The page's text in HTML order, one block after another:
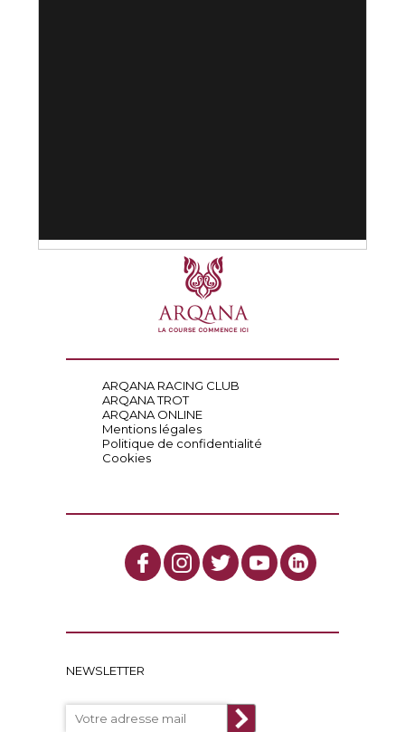
ARQANA RACING CLUB
ARQANA TROT
ARQANA ONLINE
Mentions légales
Politique de confidentialité
Cookies
NEWSLETTER